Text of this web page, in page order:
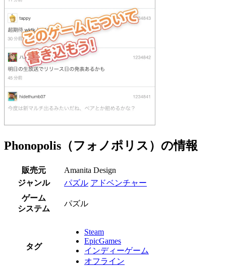
Phonopolis（フォノポリス）の情報
販売元
Amanita Design
ジャンル
パズル アドベンチャー
ゲーム
システム
パズル
タグ
Steam
EpicGames
インディーゲーム
オフライン